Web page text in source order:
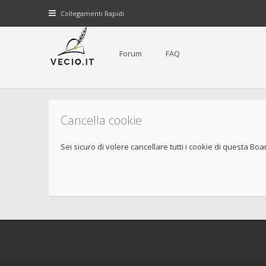
Collegamenti Rapidi
Forum FAQ
Cancella cookie
Sei sicuro di volere cancellare tutti i cookie di questa